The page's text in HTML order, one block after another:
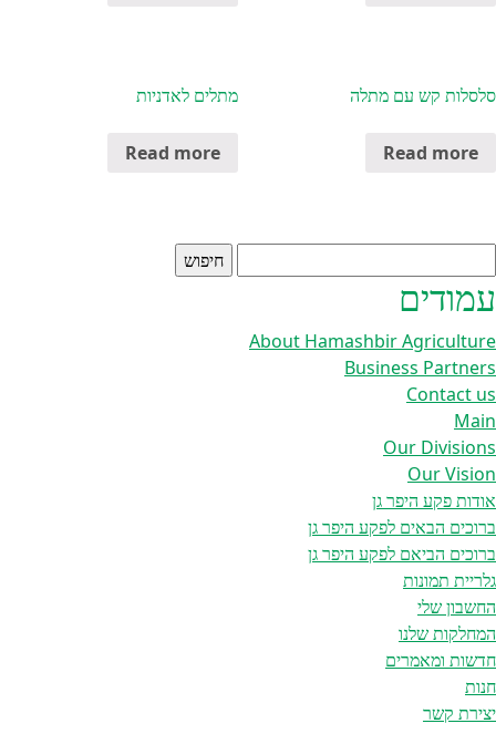
סלסלות קש עם מתלה
Read more
מתלים לאדניות
Read more
עמודים
About Hamashbir Agriculture
Business Partners
Contact us
Main
Our Divisions
Our Vision
אודות פקע היפר גן
ברוכים הבאים לפקע היפר גן
ברוכים הביאם לפקע היפר גן
גלריית תמונות
החשבון שלי
המחלקות שלנו
חדשות ומאמרים
חנות
יצירת קשר